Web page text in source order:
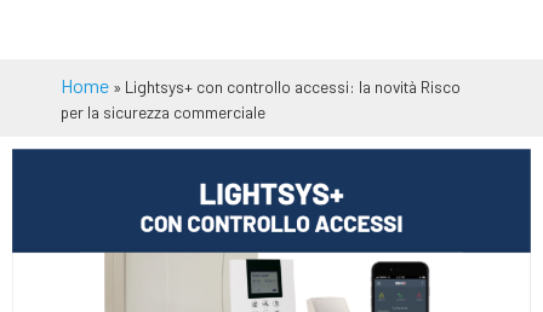
Home » Lightsys+ con controllo accessi: la novità Risco
per la sicurezza commerciale